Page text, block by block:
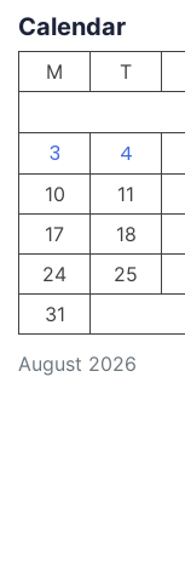
Calendar
August 2026
M T
3
4
10
11
17
18
24
25
31